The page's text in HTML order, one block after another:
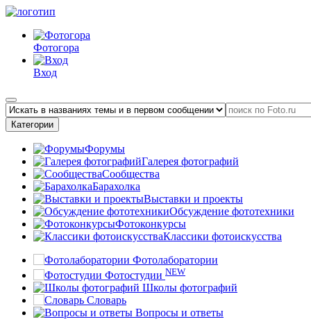
Фотогора
Вход
Категории
Форумы
Галерея фотографий
Сообщества
Барахолка
Выставки и проекты
Обсуждение фототехники
Фотоконкурсы
Классики фотоискусства
Фотолаборатории
Фотостудии NEW
Школы фотографий
Словарь
Вопросы и ответы